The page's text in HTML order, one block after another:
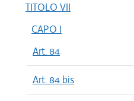
TITOLO VII
CAPO I
Art. 84
Art. 84 bis